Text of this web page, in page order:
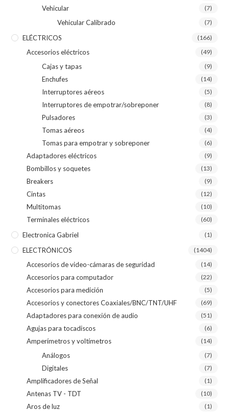
Vehicular (7)
Vehicular Calibrado (7)
ELÉCTRICOS (166)
Accesorios eléctricos (49)
Cajas y tapas (9)
Enchufes (14)
Interruptores aéreos (5)
Interruptores de empotrar/sobreponer (8)
Pulsadores (3)
Tomas aéreos (4)
Tomas para empotrar y sobreponer (6)
Adaptadores eléctricos (9)
Bombillos y soquetes (13)
Breakers (9)
Cintas (12)
Multitomas (10)
Terminales eléctricos (60)
Electronica Gabriel (1)
ELECTRÓNICOS (1404)
Accesorios de video-cámaras de seguridad (14)
Accesorios para computador (22)
Accesorios para medición (5)
Accesorios y conectores Coaxiales/BNC/TNT/UHF (69)
Adaptadores para conexión de audio (51)
Agujas para tocadiscos (6)
Amperímetros y voltímetros (14)
Análogos (7)
Digitales (7)
Amplificadores de Señal (1)
Antenas TV - TDT (10)
Aros de luz (1)